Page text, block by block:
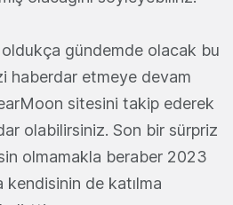
gündemde olacak bu
haberdar etmeye devam
sitesini takip ederek
olabilirsiniz. Son bir sürpriz
olmamakla beraber 2023
kendisinin de katılma